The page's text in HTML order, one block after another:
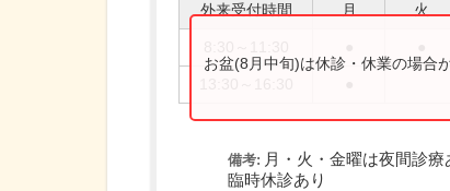
外来受付時間 月 火
お盆(8月中旬)は休診・休業の場合
備考: 月・火・金曜は夜間診
臨時休診あり